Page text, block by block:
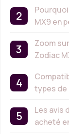
MX9 en
Zoom
Zodiac
types de
Les avis
acheté